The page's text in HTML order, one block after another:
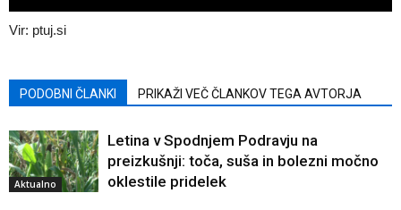
Vir: ptuj.si
PODOBNI ČLANKI PRIKAŽI VEČ ČLANKOV TEGA AVTORJA
Aktualno
Letina v Spodnjem Podravju na
preizkušnji: toča, suša in bolezni močno
oklestile pridelek